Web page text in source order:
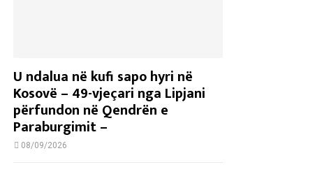
U ndalua në kufi sapo hyri në
Kosovë – 49-vjeçari nga Lipjani
përfundon në Qendrën e
Paraburgimit –
08/09/2026